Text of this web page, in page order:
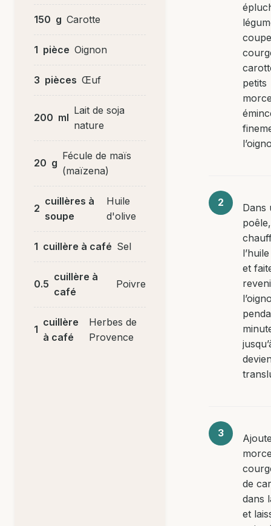
150 g Carotte
1 pièce Oignon
3 pièces Œuf
200 ml
Lait de soja
nature
20 g
Fécule de maïs
(maïzena)
2
cuillères à
soupe
Huile
d'olive
1 cuillère à café Sel
0.5
cuillère à
café
Poivre
1
cuillère
à café
Herbes de
Provence
petits
Dans
poêle,
et
de
dans
et